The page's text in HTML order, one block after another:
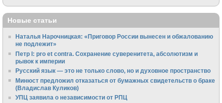
Новые статьи
Наталья Нарочницкая: «Приговор России вынесен и обжалованию
не подлежит»
Петр I: pro et contra. Сохранение суверенитета, абсолютизм и
рывок к империи
Русский язык — это не только слово, но и духовное пространство
Минюст предложил отказаться от бумажных свидетельств о браке
(Владислав Куликов)
УПЦ заявила о независимости от РПЦ